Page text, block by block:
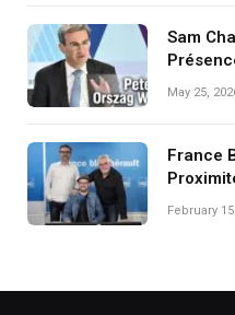
Sam
May 25,
France
de
February